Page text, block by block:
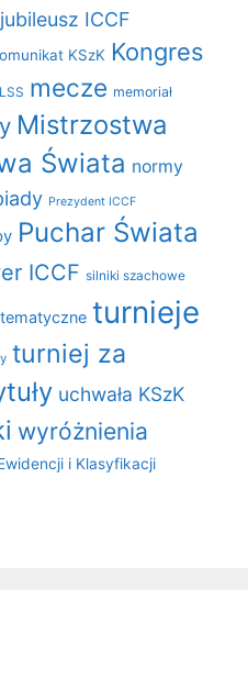
jubileusz ICCF
KSzK Kongres
LSS mecze memoriał
Mistrzostwa
Świata normy
Prezydent ICCF
Puchar Świata
ICCF silniki szachowe
tematyczne turnieje
turniej za
uchwała KSzK
wyróżnienia
i Klasyfikacji